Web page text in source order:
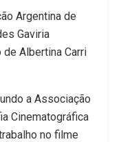
Argentina de
Gaviria
Albertina Carri
a Associação
Cinematográfica
no filme